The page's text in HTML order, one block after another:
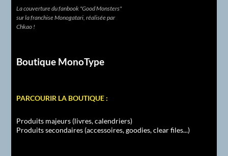
La couverture du fanbook "Good Monsters"
sur la franchise Monogatari, réalisée par
Chkao !
Boutique MonoType
PARCOURIR LA BOUTIQUE :
Produits majeurs (livres, calendriers)
Produits secondaires (accessoires, goodies, clear files...)